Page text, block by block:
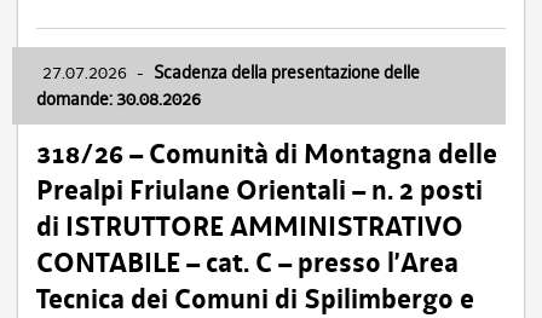
27.07.2026 - Scadenza della presentazione delle
domande: 30.08.2026
318/26 – Comunità di Montagna delle
Prealpi Friulane Orientali – n. 2 posti
di ISTRUTTORE AMMINISTRATIVO
CONTABILE – cat. C – presso l’Area
Tecnica dei Comuni di Spilimbergo e